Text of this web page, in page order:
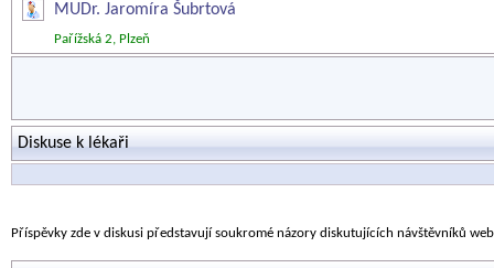
MUDr. Jaromíra Šubrtová
Pařížská 2, Plzeň
Diskuse k lékaři
Příspěvky zde v diskusi představují soukromé názory diskutujících návštěvníků